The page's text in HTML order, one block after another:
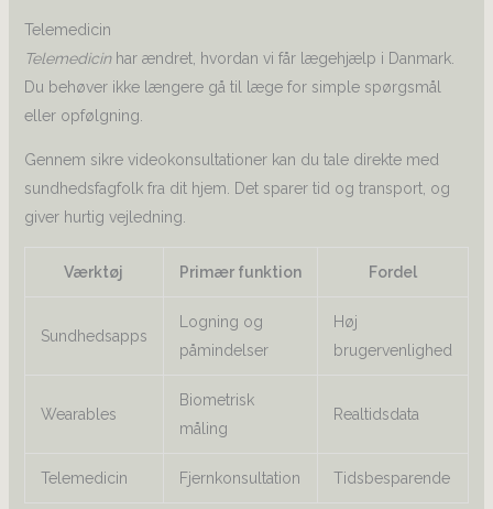
Telemedicin
Telemedicinhar ændret, hvordan vi får lægehjælp i Danmark.
Du behøver ikke længere gå til læge for simple spørgsmål
eller opfølgning.
Gennem sikre videokonsultationer kan du tale direkte med
sundhedsfagfolk fra dit hjem. Det sparer tid og transport, og
giver hurtig vejledning.
Værktøj Primær funktion Fordel
Sundhedsapps
Logning og
påmindelser
Høj
brugervenlighed
Wearables
Biometrisk
måling
Realtidsdata
Telemedicin Fjernkonsultation Tidsbesparende